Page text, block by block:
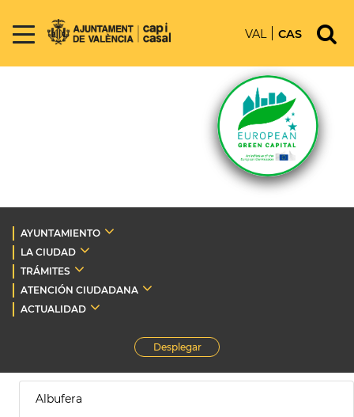
VAL CAS
AYUNTAMIENTO
LA CIUDAD
TRÁMITES
ATENCIÓN CIUDADANA
ACTUALIDAD
Desplegar
Albufera